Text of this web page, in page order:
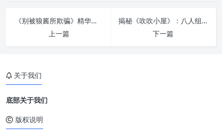
《别被狼酱所欺骗》精华版：“狼君”都有哪些“招数”？
上一篇
揭秘《吹吹小屋》：八人组共同生活，究竟能否找到真正爱的人？
下一篇
关于我们
底部关于我们
版权说明